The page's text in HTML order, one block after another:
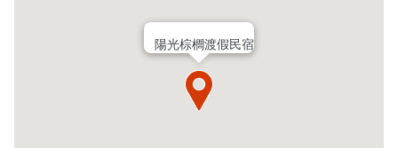
陽光棕櫚渡假民宿